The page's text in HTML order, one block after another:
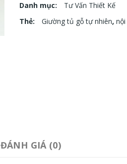
Danh mục:
Tư Vấn Thiết Kế
Thẻ:
Giường tủ gỗ tự nhiên,
ĐÁNH GIÁ (0)